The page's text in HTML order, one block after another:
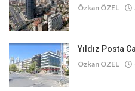
Özkan ÖZEL
Yıldız Posta
Özkan ÖZEL